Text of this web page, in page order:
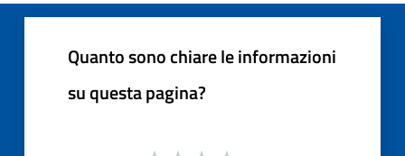
Quanto sono chiare le informazioni
su questa pagina?